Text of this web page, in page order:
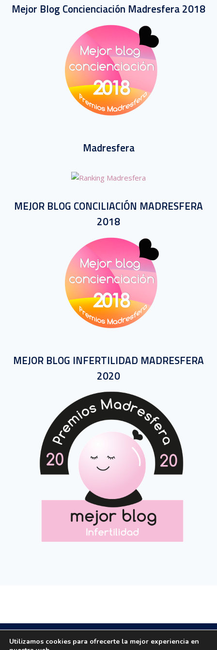
Mejor Blog Concienciación Madresfera 2018
Madresfera
MEJOR BLOG CONCILIACIÓN MADRESFERA
2018
MEJOR BLOG INFERTILIDAD MADRESFERA
2020
Copyright © 2020 All rights reserved.
Utilizamos cookies para ofrecerte la mejor experiencia en